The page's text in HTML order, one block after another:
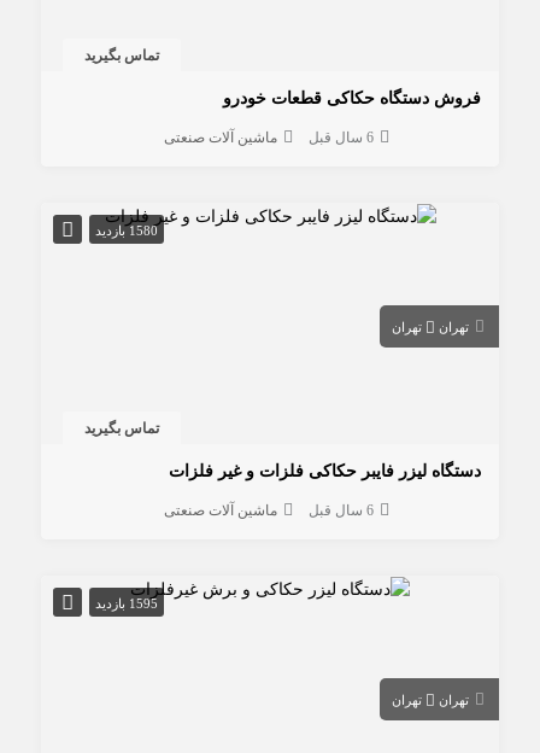
تماس بگیرید
فروش دستگاه حکاکی قطعات خودرو
6 سال قبل ماشین آلات صنعتی
1580 بازدید
تهران تهران
تماس بگیرید
دستگاه لیزر فایبر حکاکی فلزات و غیر فلزات
6 سال قبل ماشین آلات صنعتی
1595 بازدید
تهران تهران